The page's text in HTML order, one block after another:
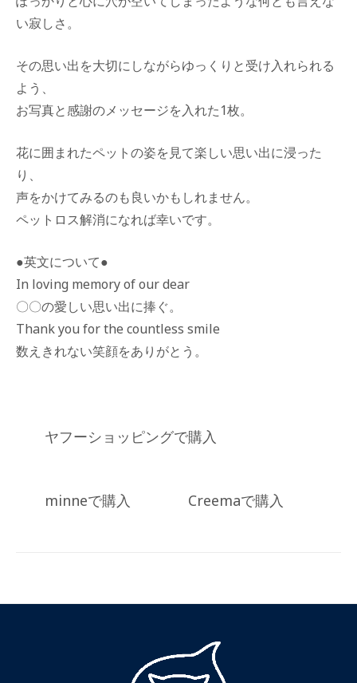
い寂しさ。
その思い出を大切にしながらゆっくりと受け入れられる
よう、
お写真と感謝のメッセージを入れた1枚。
花に囲まれたペットの姿を見て楽しい思い出に浸った
り、
声をかけてみるのも良いかもしれません。
ペットロス解消になれば幸いです。
●英文について●
In loving memory of our dear
〇〇の愛しい思い出に捧ぐ。
Thank you for the countless smile
数えきれない笑顔をありがとう。
ヤフーショッピングで購入
minneで購入 Creemaで購入
一